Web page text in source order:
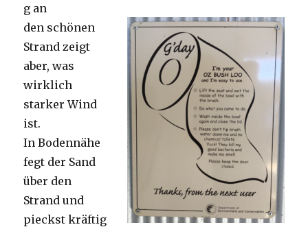
g an
den schönen
Strand zeigt
aber, was
wirklich
starker Wind
ist.
In Bodennähe
fegt der Sand
über den
Strand und
pieckst kräftig